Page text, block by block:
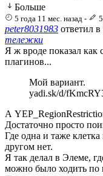
Больше
5 года 11 мес. назад -
peter8031983 ответил в
тележки
Я ж вроде показал как
плагинов...
Мой вариант.
yadi.sk/d/
А
Достаточно просто
Где одна и таже
другом нет.
Я так делал в Элеме,
можно было ходить по